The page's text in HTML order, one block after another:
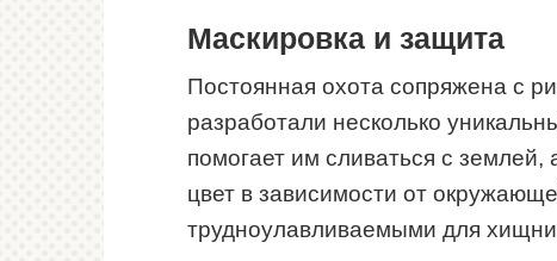
Маскировка и защита
Постоянная охота сопряжена с
разработали несколько
помогает им сливаться с
цвет в зависимости от
трудноулавливаемыми для